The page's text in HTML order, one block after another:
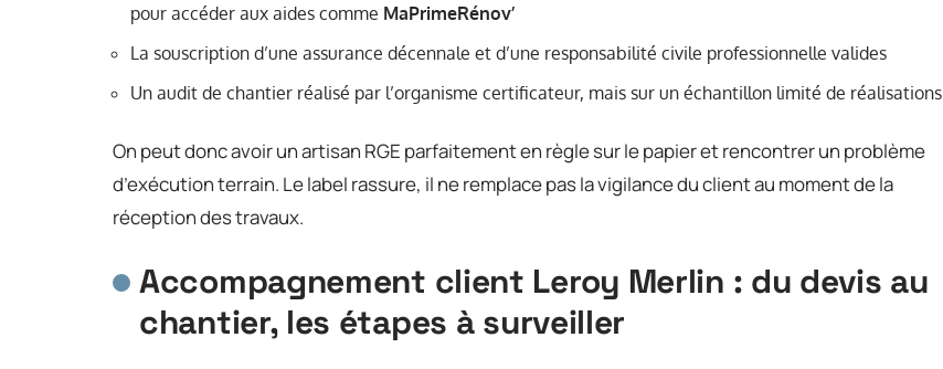
pour accéder aux aides comme MaPrimeRénov’
La souscription d’une assurance décennale et d’une responsabilité civile professionnelle valides
Un audit de chantier réalisé par l’organisme certificateur, mais sur un échantillon limité de réalisations
On peut donc avoir un artisan RGE parfaitement en règle sur le papier et rencontrer un problème
d’exécution terrain. Le label rassure, il ne remplace pas la vigilance du client au moment de la
réception des travaux.
Accompagnement client Leroy Merlin : du devis au
chantier, les étapes à surveiller